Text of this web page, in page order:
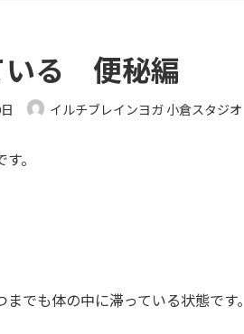
いる 便秘編
イルチブレインヨガ 小倉スタジオ
。
でも体の中に滞っている状態です。